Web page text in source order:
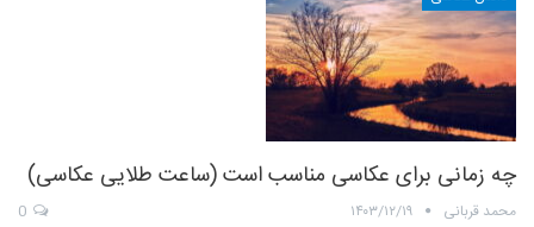
چه زمانی برای عکاسی مناسب است (ساعت طلایی عکاسی)
محمد قربانی ۱۴۰۳/۱۲/۱۹